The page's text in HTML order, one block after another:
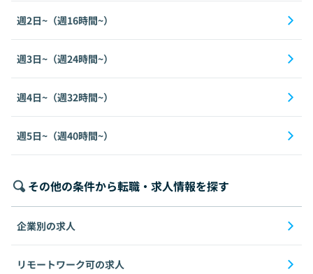
週2日~（週16時間~）
週3日~（週24時間~）
週4日~（週32時間~）
週5日~（週40時間~）
その他の条件から転職・求人情報を探す
企業別の求人
リモートワーク可の求人